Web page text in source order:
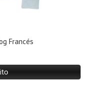
Francés